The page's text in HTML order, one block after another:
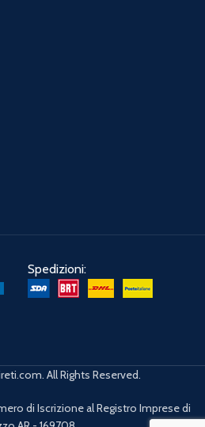
Spedizioni:
All Rights Reserved.
di Iscrizione al Registro Imprese di